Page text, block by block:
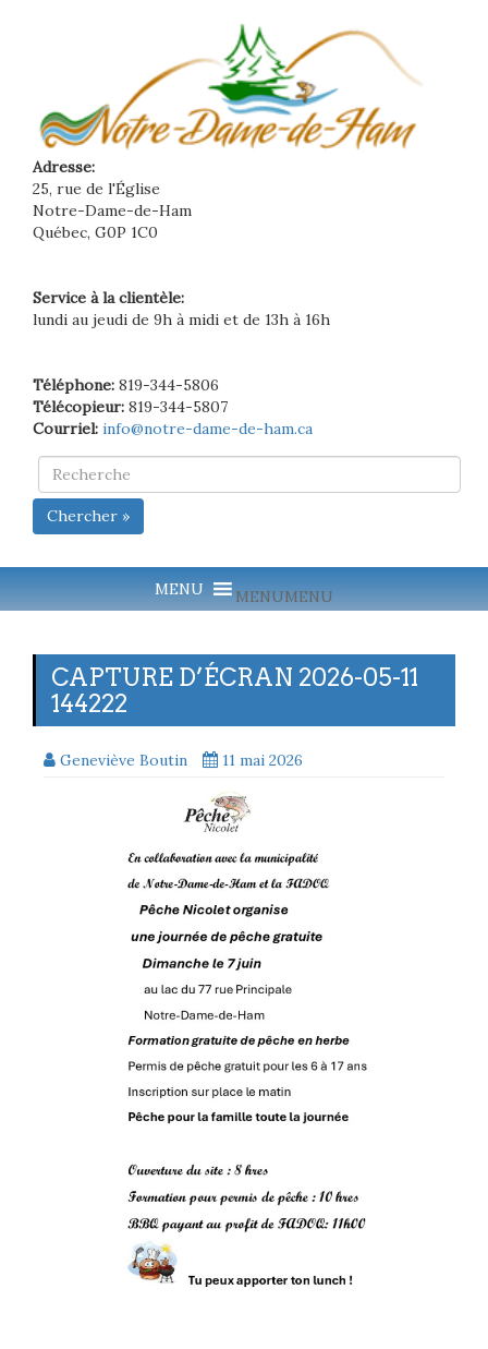
Adresse:
25, rue de l'Église
Notre-Dame-de-Ham
Québec, G0P 1C0
Service à la clientèle:
lundi au jeudi de 9h à midi et de 13h à 16h
Téléphone: 819-344-5806
Télécopieur: 819-344-5807
Courriel: info@notre-dame-de-ham.ca
Chercher »
MENUMENU
CAPTURE D’ÉCRAN 2026-05-11
144222
Geneviève Boutin 11 mai 2026